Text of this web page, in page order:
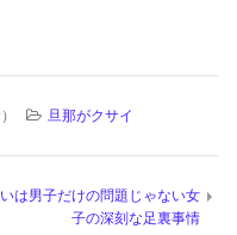
） 旦那がクサイ
は男子だけの問題じゃない女
子の深刻な足裏事情